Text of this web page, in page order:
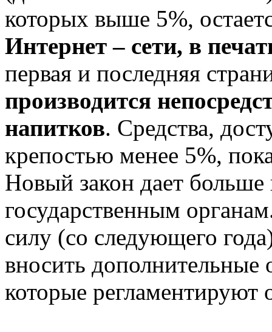
которых выше 5%,
Интернет – сети, в
первая и последняя
производится
напитков. Средства,
крепостью менее 5%,
Новый закон дает
государственным
силу (со следующего
вносить дополнительные
которые регламентируют